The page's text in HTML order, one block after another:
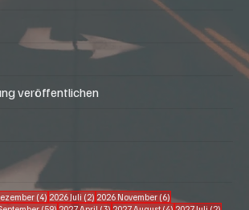
veröffentlichen
(4) 4 Beiträge
2026 Juli (2) 2 Beiträge
2026 November (6)6 Beiträge
59 Beiträge 3 Beiträge 4 Beiträge